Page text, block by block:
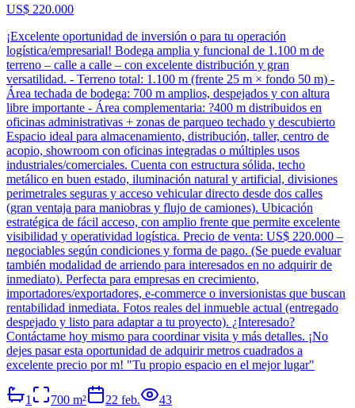
US$ 220.000
¡Excelente oportunidad de inversión o para tu operación
logística/empresarial! Bodega amplia y funcional de 1.100 m de
terreno – calle a calle – con excelente distribución y gran
versatilidad. - Terreno total: 1.100 m (frente 25 m × fondo 50 m) -
Área techada de bodega: 700 m amplios, despejados y con altura
libre importante - Área complementaria: ?400 m distribuidos en
oficinas administrativas + zonas de parqueo techado y descubierto
Espacio ideal para almacenamiento, distribución, taller, centro de
acopio, showroom con oficinas integradas o múltiples usos
industriales/comerciales. Cuenta con estructura sólida, techo
metálico en buen estado, iluminación natural y artificial, divisiones
perimetrales seguras y acceso vehicular directo desde dos calles
(gran ventaja para maniobras y flujo de camiones). Ubicación
estratégica de fácil acceso, con amplio frente que permite excelente
visibilidad y operatividad logística. Precio de venta: US$ 220.000 –
negociables según condiciones y forma de pago. (Se puede evaluar
también modalidad de arriendo para interesados en no adquirir de
inmediato). Perfecta para empresas en crecimiento,
importadores/exportadores, e-commerce o inversionistas que buscan
rentabilidad inmediata. Fotos reales del inmueble actual (entregado
despejado y listo para adaptar a tu proyecto). ¿Interesado?
Contáctame hoy mismo para coordinar visita y más detalles. ¡No
dejes pasar esta oportunidad de adquirir metros cuadrados a
excelente precio por m! "Tu propio espacio en el mejor lugar"
1 700 m² 22 feb. 43